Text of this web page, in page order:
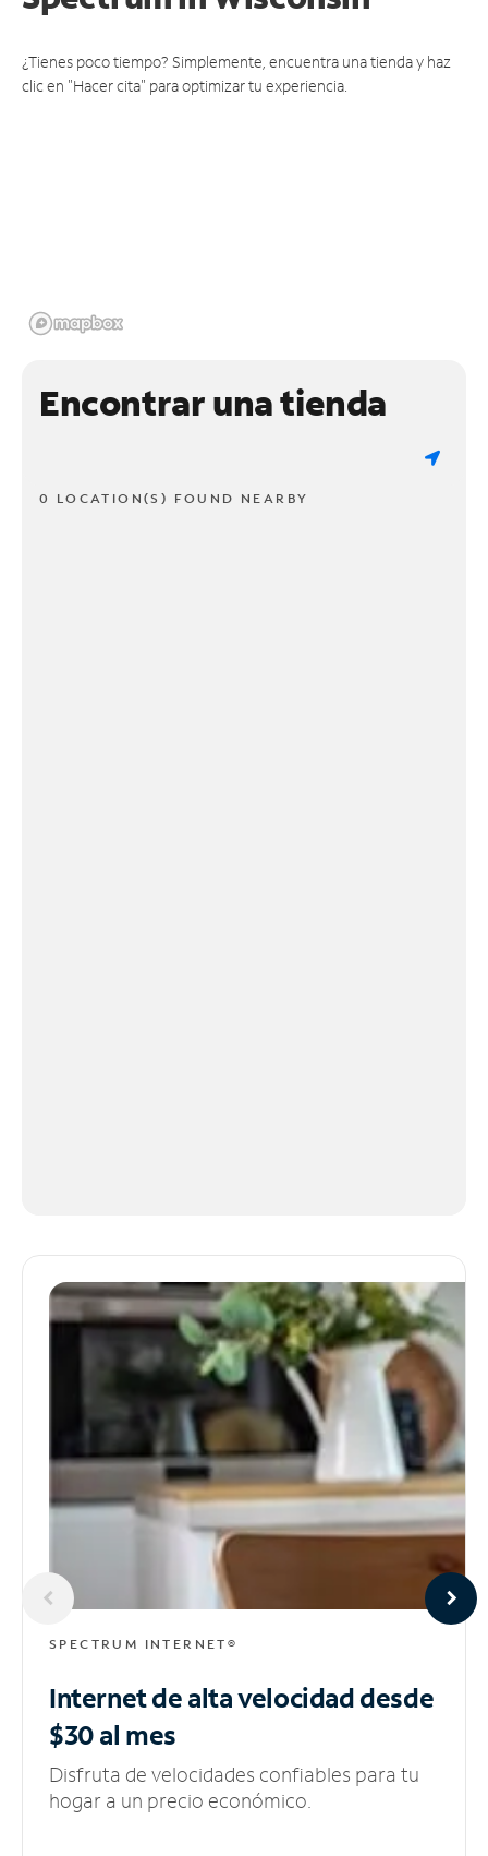
¿Tienes poco tiempo? Simplemente, encuentra una tienda y haz
clic en "Hacer cita" para optimizar tu experiencia.
Encontrar una tienda
0 LOCATION(S) FOUND NEARBY
SPECTRUM INTERNET®
Internet de alta velocidaddesde
$30 al mes
Disfruta de velocidades confiables para tu
hogar a un precio económico.